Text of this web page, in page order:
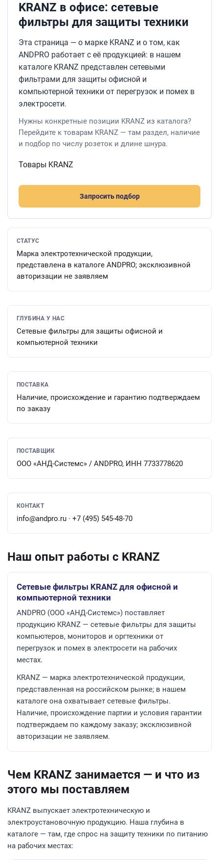
KRANZ в офисе: сетевые
фильтры для защиты техники
Эта страница — о марке KRANZ и о том, как
ANDPRO работает с её продукцией: в нашем
каталоге KRANZ представлен сетевыми
фильтрами для защиты офисной и
компьютерной техники от перегрузок и помех в
электросети.
Нужны конкретные позиции KRANZ из каталога?
Перейдите к товарам KRANZ — там раздел, наличие
и подбор по числу розеток и длине шнура.
Товары KRANZ
Запросить подбор
СТАТУС
Марка электротехнической продукции,
представлена в каталоге ANDPRO; эксклюзивной
авторизации не заявляем
ГЛУБИНА У НАС
Сетевые фильтры для защиты офисной и
компьютерной техники
ПОСТАВКА
Наличие, происхождение и гарантию подтверждаем
по заказу
ПОСТАВЩИК
ООО «АНД-Системс» / ANDPRO, ИНН 7733778620
КОНТАКТ
info@andpro.ru · +7 (495) 545-48-70
Наш опыт работы с KRANZ
Сетевые фильтры KRANZ для офисной и
компьютерной техники
ANDPRO (ООО «АНД-Системс») поставляет
продукцию KRANZ — сетевые фильтры для защиты
компьютеров, мониторов и оргтехники от
перегрузок и помех в электросети на рабочих
местах.
KRANZ — марка электротехнической продукции,
представленная на российском рынке; в нашем
каталоге она охватывает сетевые фильтры.
Наличие, происхождение партии и условия гарантии
подтверждаем по каждому заказу; эксклюзивной
авторизации не заявляем.
Чем KRANZ занимается — и что из
этого мы поставляем
KRANZ выпускает электротехническую и
электроустановочную продукцию. Наша глубина в
каталоге — там, где спрос на защиту техники по питанию
на рабочих местах: